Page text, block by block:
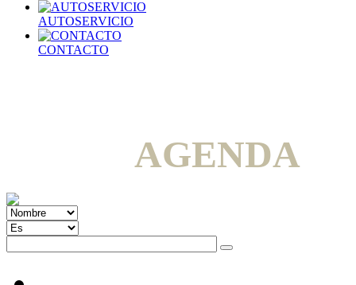
AUTOSERVICIO
CONTACTO
AGENDA